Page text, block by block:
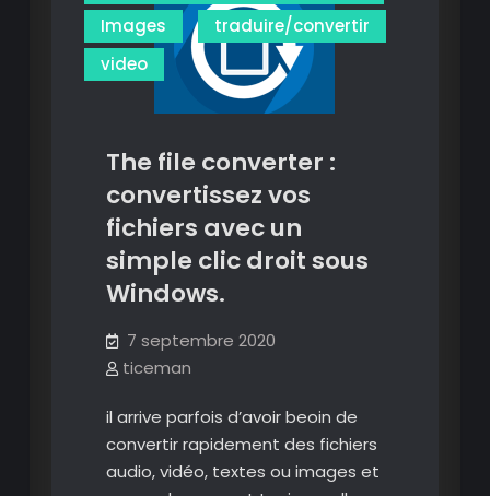
convertir
vos
vidéos
Youtube.
Images
traduire/convertir
video
The file converter :
convertissez vos
fichiers avec un
simple clic droit sous
Windows.
7 septembre 2020
ticeman
il arrive parfois d’avoir beoin de
convertir rapidement des fichiers
audio, vidéo, textes ou images et